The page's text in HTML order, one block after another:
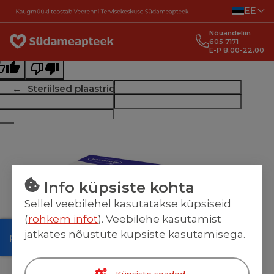
EE
Nõuandeliin
605 7171
E-P 8.00-22.00
Steriilsed plaastrid
text
this translation
feedback will be used to help improve Google Translate
Info küpsiste kohta
Sellel veebilehel kasutatakse küpsiseid
(rohkem infot). Veebilehe kasutamist
jätkates nõustute küpsiste kasutamisega.